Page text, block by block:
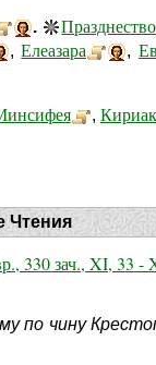
. Празднество
,Елеазара ,
,
Чтения
330 зач., XI, 33 -
по чину